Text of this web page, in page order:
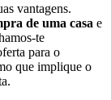
vantagens.
de uma casa e
te
para o
que implique o